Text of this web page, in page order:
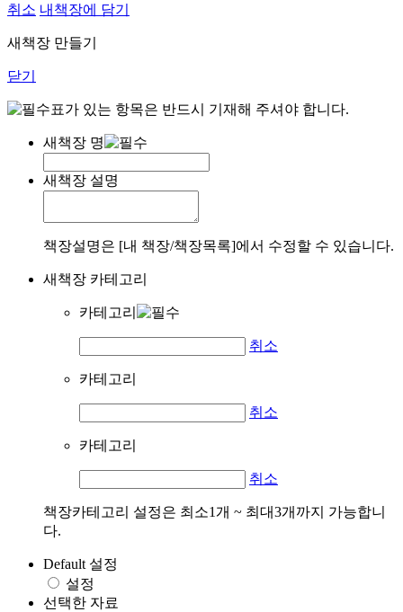
취소 내책장에 담기
새책장 만들기
닫기
표가 있는 항목은 반드시 기재해 주셔야 합니다.
새책장 명
새책장 설명
책장설명은 [내 책장/책장목록]에서 수정할 수 있습니다.
새책장 카테고리
카테고리
취소
카테고리
취소
카테고리
취소
책장카테고리 설정은 최소1개 ~ 최대3개까지 가능합니
다.
Default 설정
설정
선택한 자료